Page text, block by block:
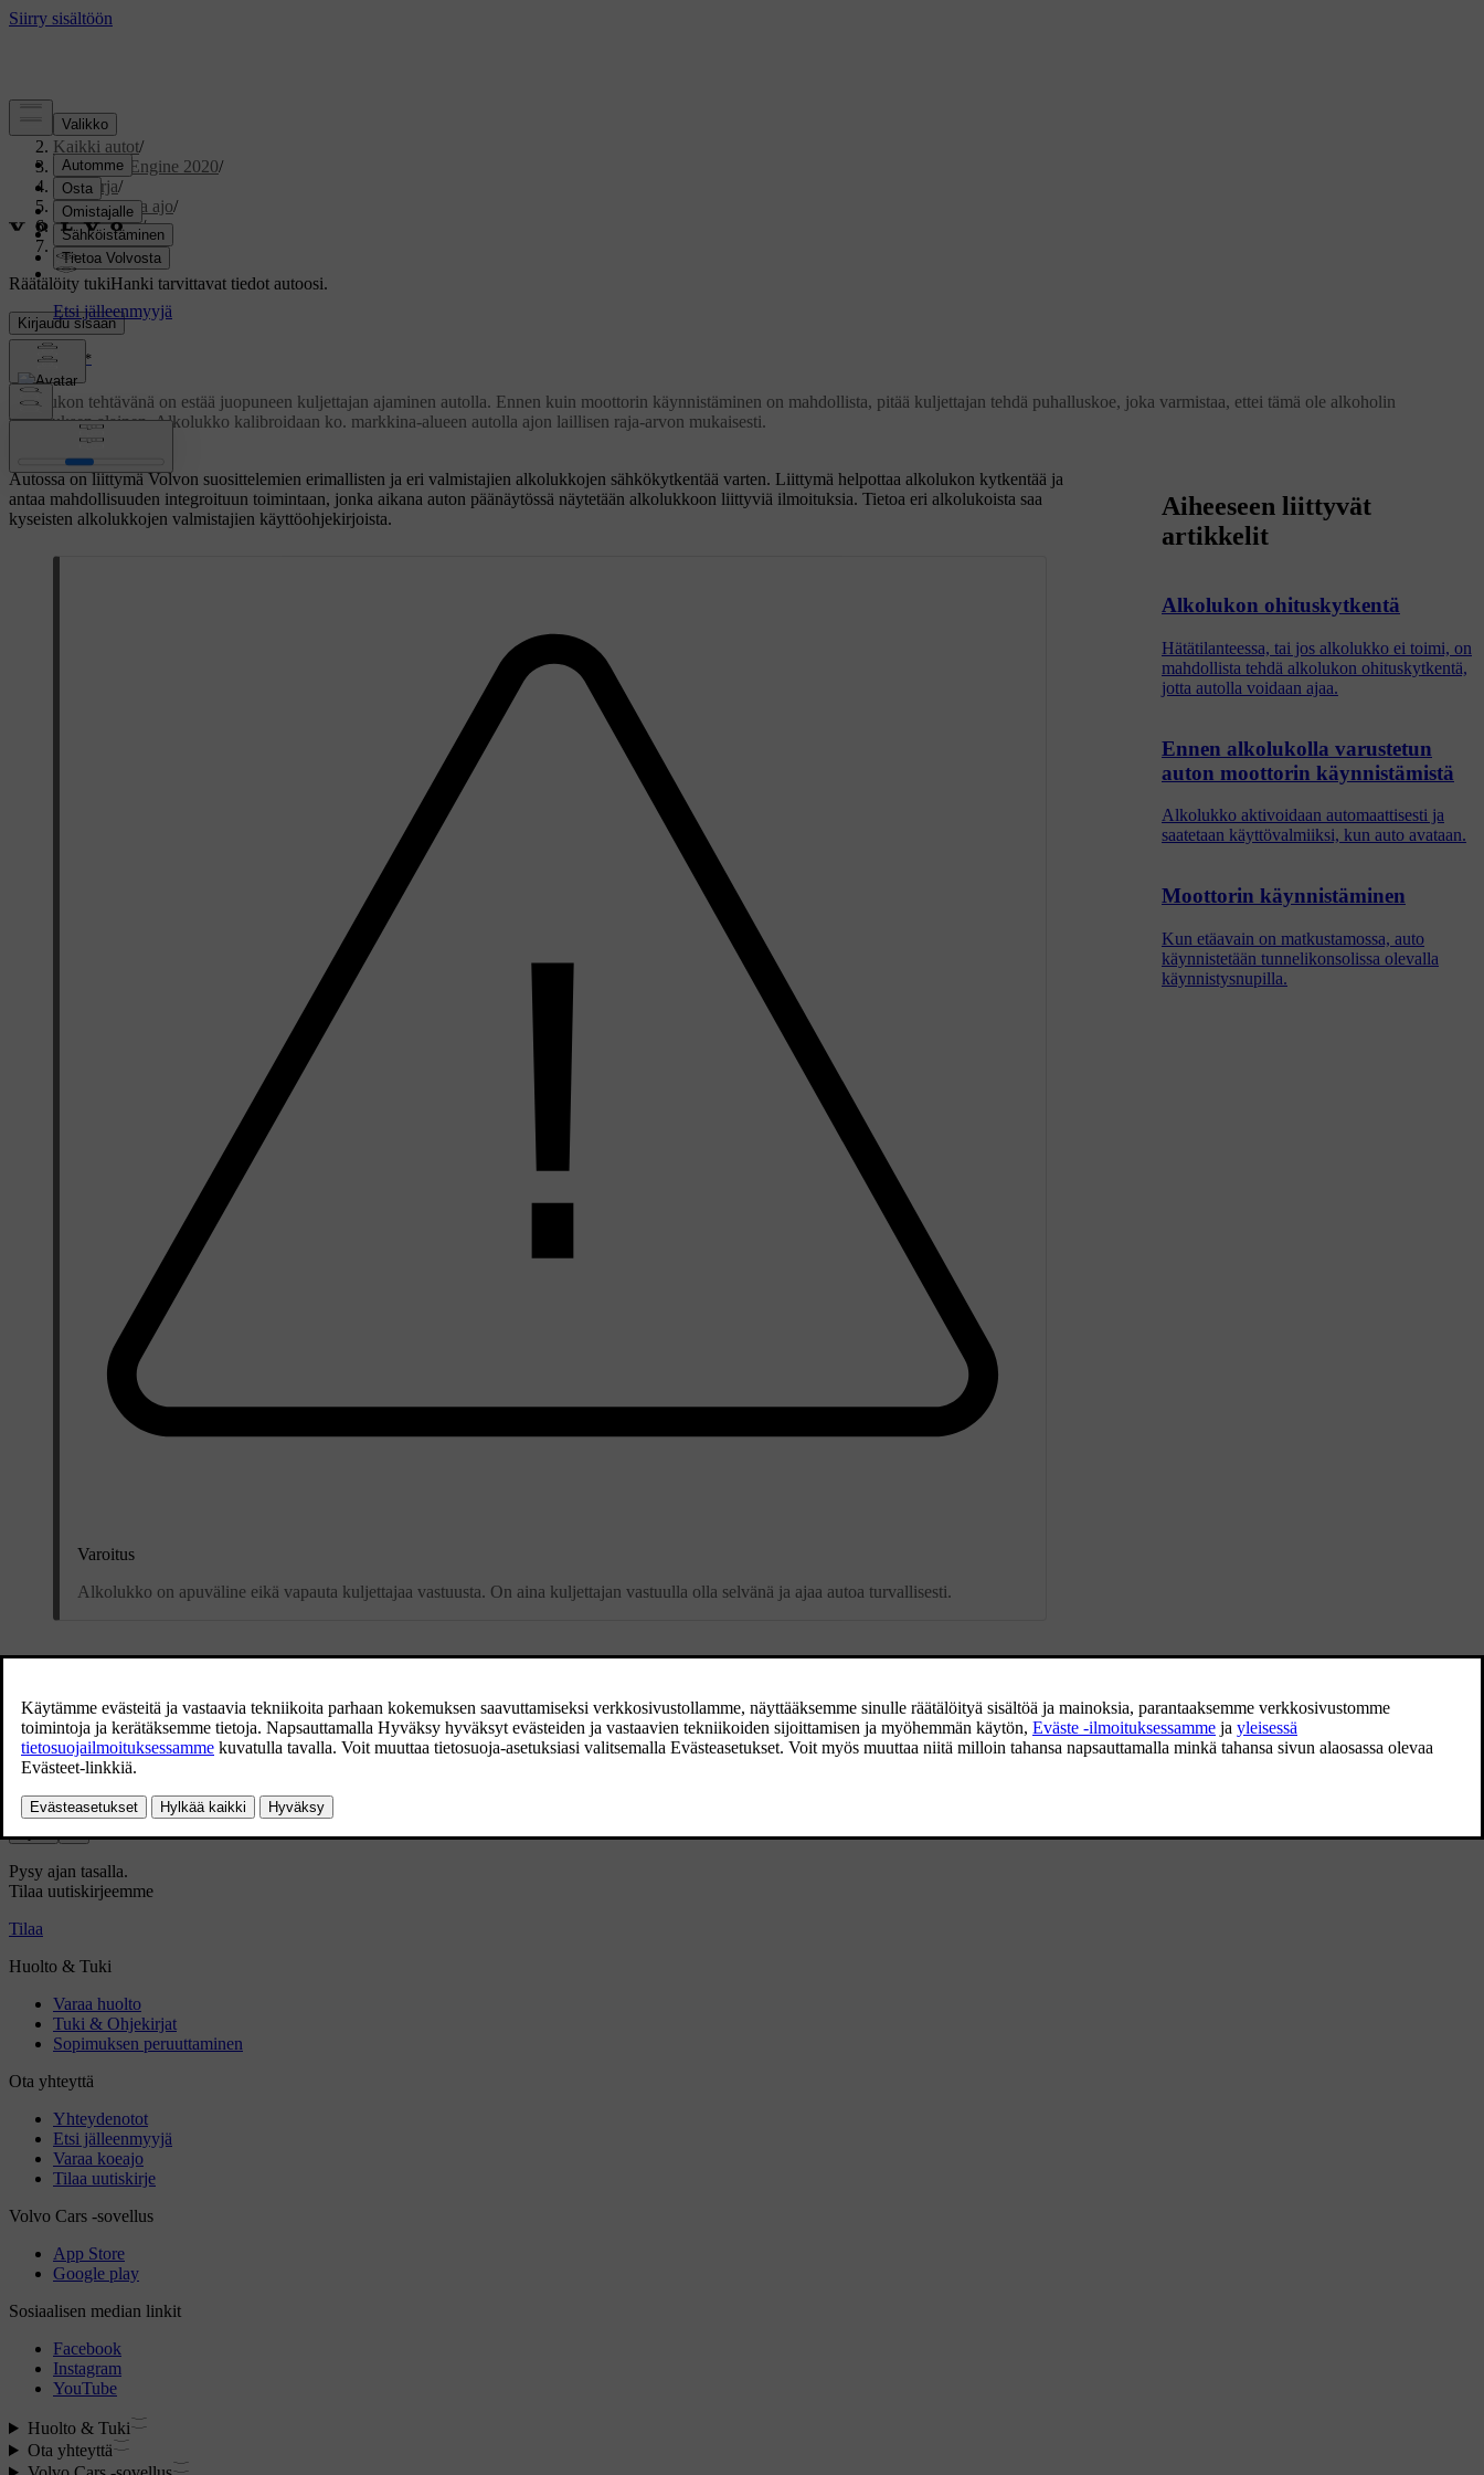
Tuki/
Kaikki autot/
V60 Twin Engine 2020/
Ohjekirja/
Käynnistys ja ajo/
Alkolukko/
Alkolukko
Räätälöity tukiHanki tarvittavat tiedot autoosi.
Kirjaudu sisään
Päivitetty 19.03.2020
Alkolukko *
Alkolukon tehtävänä on estää juopuneen kuljettajan ajaminen autolla. Ennen kuin moottorin käynnistäminen on mahdollista, pitää kuljettajan tehdä puhalluskoe, joka varmistaa, ettei tämä ole alkoholin
vaikutuksen alainen. Alkolukko kalibroidaan ko. markkina-alueen autolla ajon laillisen raja-arvon mukaisesti.
Autossa on liittymä Volvon suosittelemien erimallisten ja eri valmistajien alkolukkojen sähkökytkentää varten. Liittymä helpottaa alkolukon kytkentää ja
antaa mahdollisuuden integroituun toimintaan, jonka aikana auton päänäytössä näytetään alkolukkoon liittyviä ilmoituksia. Tietoa eri alkolukoista saa
kyseisten alkolukkojen valmistajien käyttöohjekirjoista.
Varoitus
Alkolukko on apuväline eikä vapauta kuljettajaa vastuusta. On aina kuljettajan vastuulla olla selvänä ja ajaa autoa turvallisesti.
Valinnais-/lisävaruste.
Aiheeseen liittyvät
artikkelit
Alkolukon ohituskytkentä
Hätätilanteessa, tai jos alkolukko ei toimi, on
mahdollista tehdä alkolukon ohituskytkentä,
jotta autolla voidaan ajaa.
Ennen alkolukolla varustetun
auton moottorin käynnistämistä
Alkolukko aktivoidaan automaattisesti ja
saatetaan käyttövalmiiksi, kun auto avataan.
Moottorin käynnistäminen
Kun etäavain on matkustamossa, auto
käynnistetään tunnelikonsolissa olevalla
käynnistysnupilla.
Oliko tästä apua?
Kyllä Ei